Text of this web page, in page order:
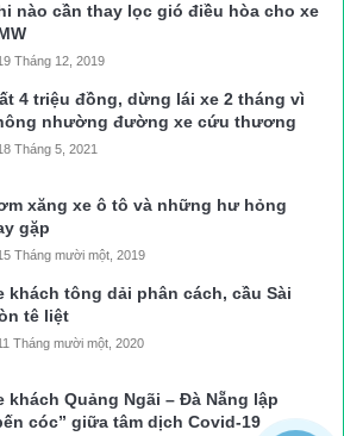
nào cần thay lọc gió điều hòa cho xe
Tháng 12, 2019
4 triệu đồng, dừng lái xe 2 tháng vì
nhường đường xe cứu thương
Tháng 5, 2021
xăng xe ô tô và những hư hỏng
gặp
Tháng mười một, 2019
khách tông dải phân cách, cầu Sài
tê liệt
Tháng mười một, 2020
khách Quảng Ngãi – Đà Nẵng lập
cóc” giữa tâm dịch Covid-19